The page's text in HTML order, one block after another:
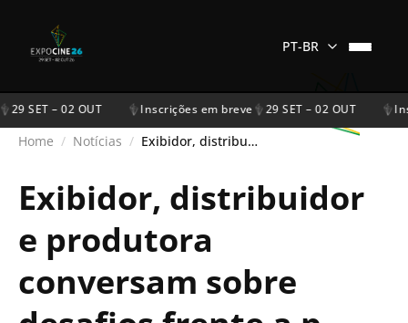
PT-BR
29 SET – 02 OUT Inscrições em breve 29 SET – 02 OUT
Home / Notícias / Exibidor, distribuidor e produtora conversam sobre desafios frente a p
Exibidor, distribuidor
e produtora
conversam sobre